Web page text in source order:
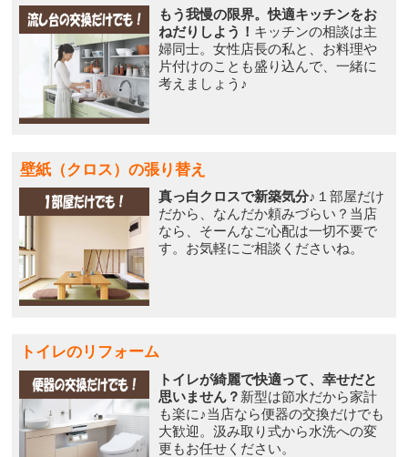
もう我慢の限界。快適キッチンをお
ねだりしよう！ キッチンの相談は主
婦同士。女性店長の私と、お料理や
片付けのことも盛り込んで、一緒に
考えましょう♪
壁紙（クロス）の張り替え
真っ白クロスで新築気分♪ １部屋だけ
だから、なんだか頼みづらい？当店
なら、そーんなご心配は一切不要で
す。お気軽にご相談くださいね。
トイレのリフォーム
トイレが綺麗で快適って、幸せだと
思いません？ 新型は節水だから家計
も楽に♪当店なら便器の交換だけでも
大歓迎。汲み取り式から水洗への変
更もお任せください。